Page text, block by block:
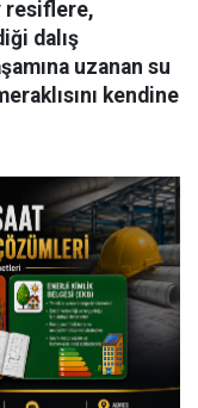
resiflere,
dalış
uzanan su
kendine